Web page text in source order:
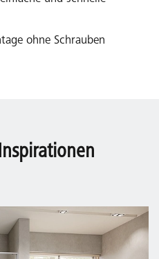
ohne Schrauben